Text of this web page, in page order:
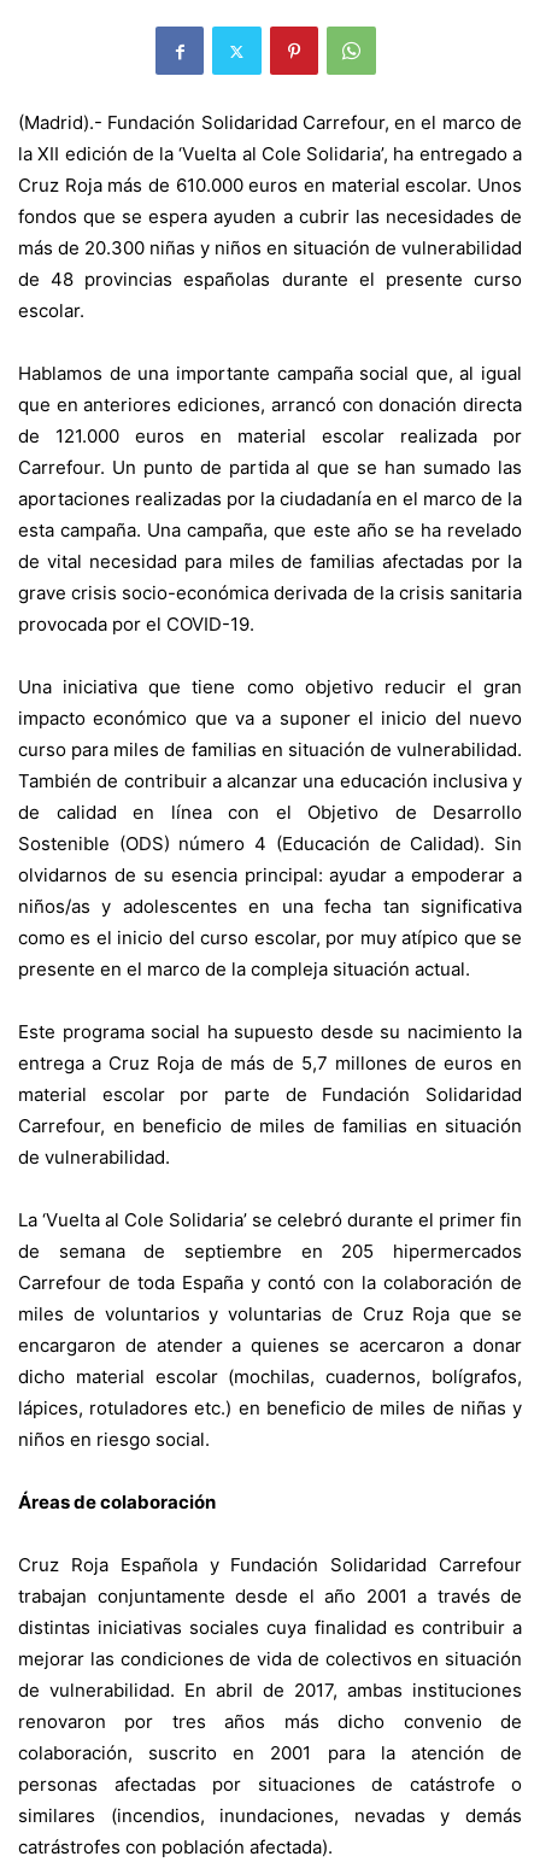
(Madrid).- Fundación Solidaridad Carrefour, en el marco de
la XII edición de la ‘Vuelta al Cole Solidaria’, ha entregado a
Cruz Roja más de 610.000 euros en material escolar. Unos
fondos que se espera ayuden a cubrir las necesidades de
más de 20.300 niñas y niños en situación de vulnerabilidad
de 48 provincias españolas durante el presente curso
escolar.
Hablamos de una importante campaña social que, al igual
que en anteriores ediciones, arrancó con donación directa
de 121.000 euros en material escolar realizada por
Carrefour. Un punto de partida al que se han sumado las
aportaciones realizadas por la ciudadanía en el marco de la
esta campaña. Una campaña, que este año se ha revelado
de vital necesidad para miles de familias afectadas por la
grave crisis socio-económica derivada de la crisis sanitaria
provocada por el COVID-19.
Una iniciativa que tiene como objetivo reducir el gran
impacto económico que va a suponer el inicio del nuevo
curso para miles de familias en situación de vulnerabilidad.
También de contribuir a alcanzar una educación inclusiva y
de calidad en línea con el Objetivo de Desarrollo
Sostenible (ODS) número 4 (Educación de Calidad). Sin
olvidarnos de su esencia principal: ayudar a empoderar a
niños/as y adolescentes en una fecha tan significativa
como es el inicio del curso escolar, por muy atípico que se
presente en el marco de la compleja situación actual.
Este programa social ha supuesto desde su nacimiento la
entrega a Cruz Roja de más de 5,7 millones de euros en
material escolar por parte de Fundación Solidaridad
Carrefour, en beneficio de miles de familias en situación
de vulnerabilidad.
La ‘Vuelta al Cole Solidaria’ se celebró durante el primer fin
de semana de septiembre en 205 hipermercados
Carrefour de toda España y contó con la colaboración de
miles de voluntarios y voluntarias de Cruz Roja que se
encargaron de atender a quienes se acercaron a donar
dicho material escolar (mochilas, cuadernos, bolígrafos,
lápices, rotuladores etc.) en beneficio de miles de niñas y
niños en riesgo social.
Áreas de colaboración
Cruz Roja Española y Fundación Solidaridad Carrefour
trabajan conjuntamente desde el año 2001 a través de
distintas iniciativas sociales cuya finalidad es contribuir a
mejorar las condiciones de vida de colectivos en situación
de vulnerabilidad. En abril de 2017, ambas instituciones
renovaron por tres años más dicho convenio de
colaboración, suscrito en 2001 para la atención de
personas afectadas por situaciones de catástrofe o
similares (incendios, inundaciones, nevadas y demás
catrástrofes con población afectada).